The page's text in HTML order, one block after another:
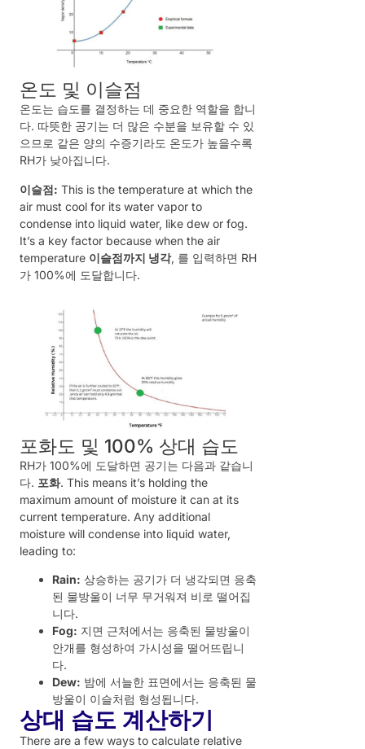
온도 및 이슬점
온도는 습도를 결정하는 데 중요한 역할을 합니
다. 따뜻한 공기는 더 많은 수분을 보유할 수 있
으므로 같은 양의 수증기라도 온도가 높을수록
RH가 낮아집니다.
이슬점: This is the temperature at which the
air must cool for its water vapor to
condense into liquid water, like dew or fog.
It’s a key factor because when the air
temperature 이슬점까지 냉각, 를 입력하면 RH
가 100%에 도달합니다.
포화도 및 100% 상대 습도
RH가 100%에 도달하면 공기는 다음과 같습니
다. 포화. This means it’s holding the
maximum amount of moisture it can at its
current temperature. Any additional
moisture will condense into liquid water,
leading to:
Rain: 상승하는 공기가 더 냉각되면 응축
된 물방울이 너무 무거워져 비로 떨어집
니다.
Fog: 지면 근처에서는 응축된 물방울이
안개를 형성하여 가시성을 떨어뜨립니
다.
Dew: 밤에 서늘한 표면에서는 응축된 물
방울이 이슬처럼 형성됩니다.
상대 습도 계산하기
There are a few ways to calculate relative